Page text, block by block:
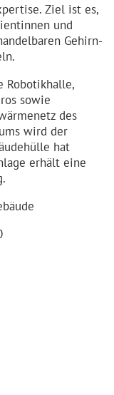
Ziel ist es,
und
Gehirn-
Robotikhalle,
sowie
des
wird der
hat
erhält eine